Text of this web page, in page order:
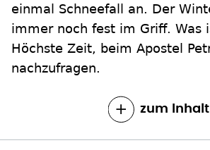
einmal Schneefall an. Der
immer noch fest im Griff. Was
Höchste Zeit, beim Apostel
nachzufragen.
zum Inhalt